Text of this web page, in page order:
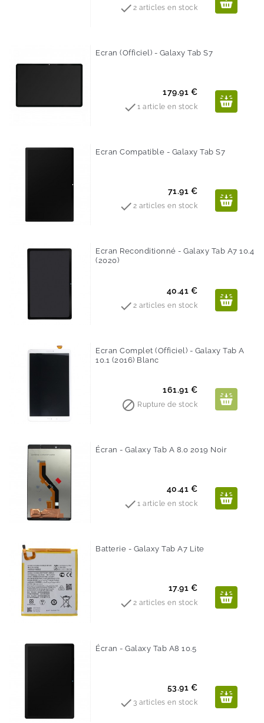
 2 articles en stock
Ecran (Officiel) - Galaxy Tab S7
Prix
179.91 €
1 article en stock
Ecran Compatible - Galaxy Tab S7
Prix
71.91 €
 2 articles en stock
Ecran Reconditionné - Galaxy Tab A7 10.4
(2020)
Prix
40.41 €
 2 articles en stock
Ecran Complet (Officiel) - Galaxy Tab A
10.1 (2016) Blanc
Prix
161.91 €
 Rupture de stock
Écran - Galaxy Tab A 8.0 2019 Noir
Prix
40.41 €
1 article en stock
Batterie - Galaxy Tab A7 Lite
Prix
17.91 €
 2 articles en stock
Écran - Galaxy Tab A8 10.5
Prix
53.91 €
 3 articles en stock